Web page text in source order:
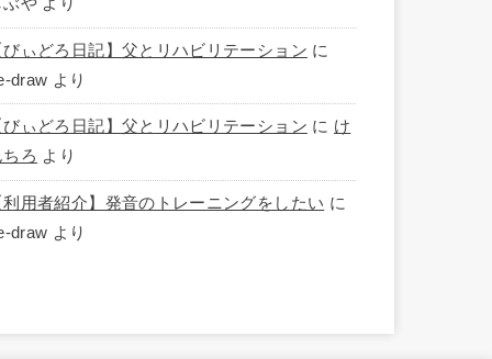
ぶや より
びぃどろ日記】父とリハビリテーション に
draw より
びぃどろ日記】父とリハビリテーション に け
ちろ より
利用者紹介】発音のトレーニングをしたい に
draw より